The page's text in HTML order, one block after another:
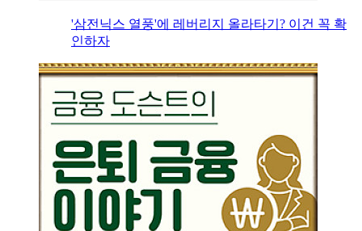
'삼전닉스 열풍'에 레버리지 올라타기? 이건 꼭 확
인하자